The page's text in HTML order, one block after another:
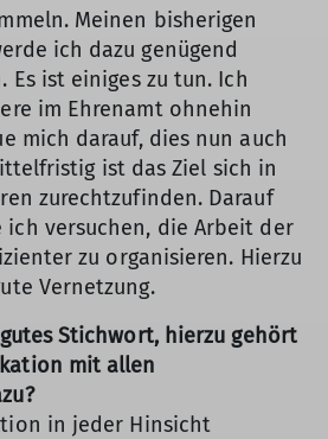
Meinen bisherigen
ich dazu genügend
Es ist einiges zu tun. Ich
im Ehrenamt ohnehin
mich darauf, dies nun auch
ist das Ziel sich in
zurechtzufinden. Darauf
versuchen, die Arbeit der
zu organisieren. Hierzu
Vernetzung.
Stichwort, hierzu gehört
mit allen
in jeder Hinsicht